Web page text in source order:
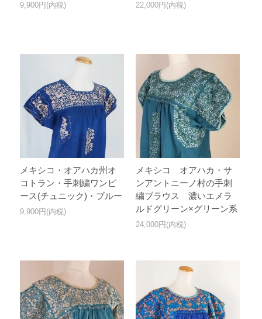
9,900円(内税) 22,000円(内税)
メキシコ・オアハカ州オ
コトラン・手刺繍ワンピ
ース(チュニック)・ブルー
9,900円(内税)
メキシコ オアハカ・サ
ンアントニーノ村の手刺
繍ブラウス 濃いエメラ
ルドグリーン×グリーン系
24,000円(内税)